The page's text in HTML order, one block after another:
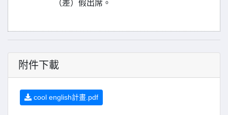
（差）假出席。
附件下載
cool english計畫.pdf